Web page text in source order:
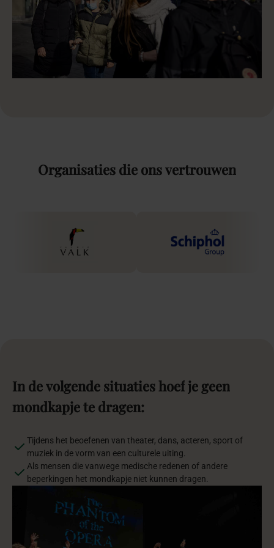
Organisaties die onsvertrouwen
In devolgende situatieshoefje geen
mondkapjete dragen:
Tijdens het beoefenen van theater, dans, acteren, sport of
muziek in de vorm van een culturele uiting.
Als mensen die vanwege medische redenen of andere
beperkingen het mondkapje niet kunnen dragen.